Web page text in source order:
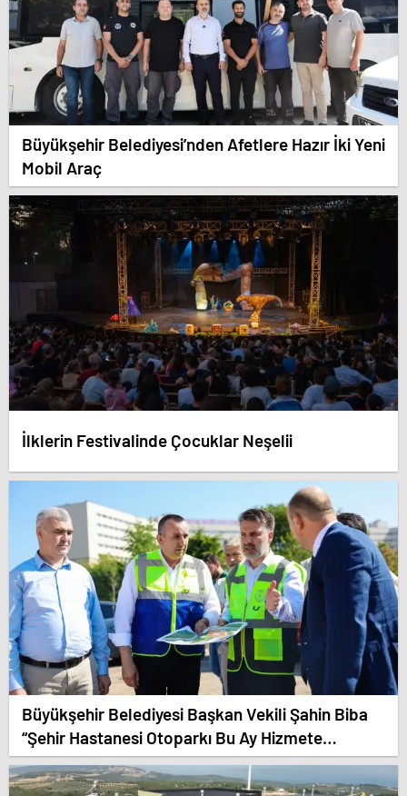
Büyükşehir Belediyesi’nden Afetlere Hazır İki Yeni
Mobil Araç
İlklerin Festivalinde Çocuklar Neşelii
Büyükşehir Belediyesi Başkan Vekili Şahin Biba
“Şehir Hastanesi Otoparkı Bu Ay Hizmete
Açılacak”